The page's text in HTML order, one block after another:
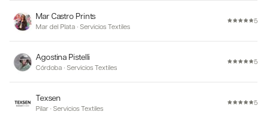
Mar Castro Prints
Mar del Plata · Servicios Textiles
5
Agostina Pistelli
Córdoba · Servicios Textiles
5
Texsen
Pilar · Servicios Textiles
5